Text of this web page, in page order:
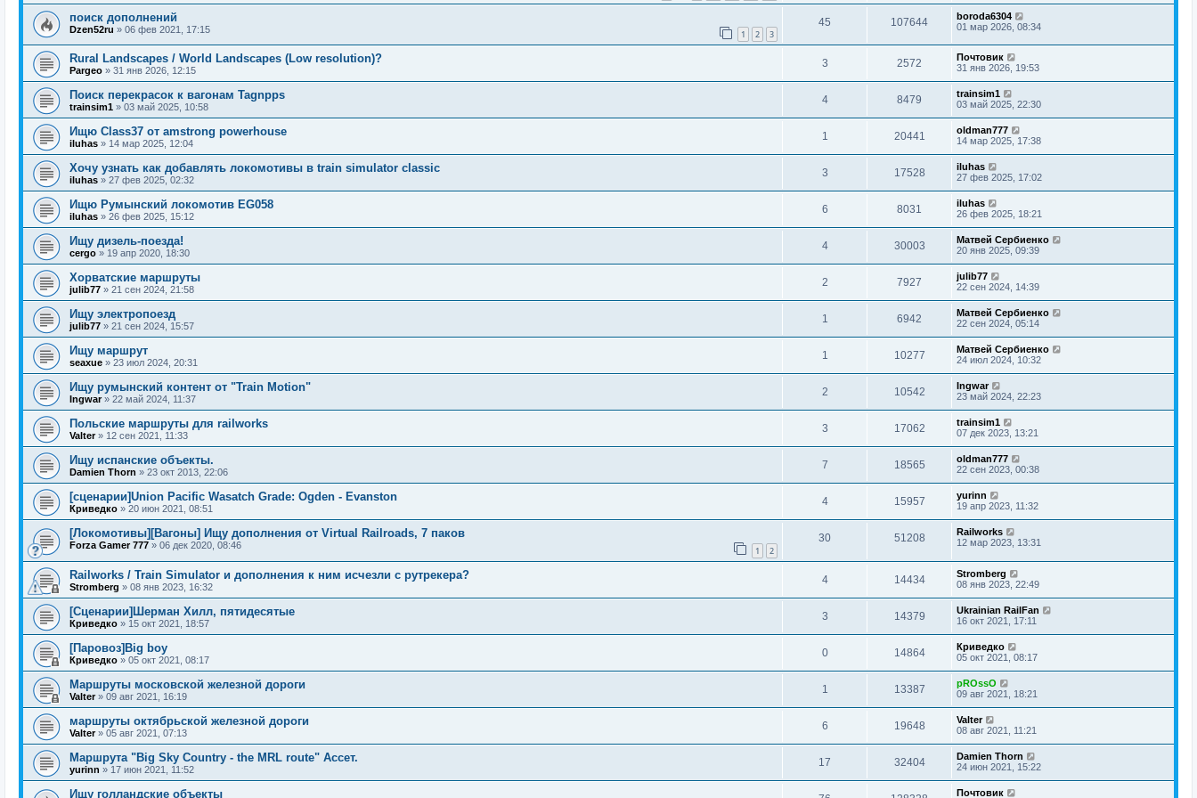
поиск дополнений
Dzen52ru » 06 фев 2021, 17:15 1 2 3
45 107644
boroda6304
01 мар 2026, 08:34
Rural Landscapes / World Landscapes (Low resolution)?
Pargeo » 31 янв 2026, 12:15
3 2572
Почтовик
31 янв 2026, 19:53
Поиск перекрасок к вагонам Tagnpps
trainsim1 » 03 май 2025, 10:58
4 8479
trainsim1
03 май 2025, 22:30
Ищю Class37 от amstrong powerhouse
iluhas » 14 мар 2025, 12:04
1 20441
oldman777
14 мар 2025, 17:38
Хочу узнать как добавлять локомотивы в train simulator classic
iluhas » 27 фев 2025, 02:32
3 17528
iluhas
27 фев 2025, 17:02
Ищю Румынский локомотив EG058
iluhas » 26 фев 2025, 15:12
6 8031
iluhas
26 фев 2025, 18:21
Ищу дизель-поезда!
cergo » 19 апр 2020, 18:30
4 30003
Матвей Сербиенко
20 янв 2025, 09:39
Хорватские маршруты
julib77 » 21 сен 2024, 21:58
2 7927
julib77
22 сен 2024, 14:39
Ищу электропоезд
julib77 » 21 сен 2024, 15:57
1 6942
Матвей Сербиенко
22 сен 2024, 05:14
Ищу маршрут
seaxue » 23 июл 2024, 20:31
1 10277
Матвей Сербиенко
24 июл 2024, 10:32
Ищу румынский контент от "Train Motion"
Ingwar» 22 май 2024, 11:37
2 10542
Ingwar
23 май 2024, 22:23
Польские маршруты для railworks
Valter» 12 сен 2021, 11:33
3 17062
trainsim1
07 дек 2023, 13:21
Ищу испанские объекты.
Damien Thorn » 23 окт 2013, 22:06
7 18565
oldman777
22 сен 2023, 00:38
[сценарии]Union Pacific Wasatch Grade: Ogden - Evanston
Криведко » 20 июн 2021, 08:51
4 15957
yurinn
19 апр 2023, 11:32
[Локомотивы][Вагоны] Ищу дополнения от Virtual Railroads, 7 паков
Forza Gamer 777 » 06 дек 2020, 08:46 1 2
30 51208
Railworks
12 мар 2023, 13:31
Railworks / Train Simulator и дополнения к ним исчезли с рутрекера?
Stromberg » 08 янв 2023, 16:32
4 14434
Stromberg
08 янв 2023, 22:49
[Сценарии]Шерман Хилл, пятидесятые
Криведко » 15 окт 2021, 18:57
3 14379
Ukrainian RailFan
16 окт 2021, 17:11
[Паровоз]Big boy
Криведко » 05 окт 2021, 08:17
0 14864
Криведко
05 окт 2021, 08:17
Маршруты московской железной дороги
Valter» 09 авг 2021, 16:19
1 13387
pROssO
09 авг 2021, 18:21
маршруты октябрьской железной дороги
Valter» 05 авг 2021, 07:13
6 19648
Valter
08 авг 2021, 11:21
Маршрута "Big Sky Country - the MRL route" Ассет.
yurinn » 17 июн 2021, 11:52
17 32404
Damien Thorn
24 июн 2021, 15:22
Ищу голландские объекты
Почтовик